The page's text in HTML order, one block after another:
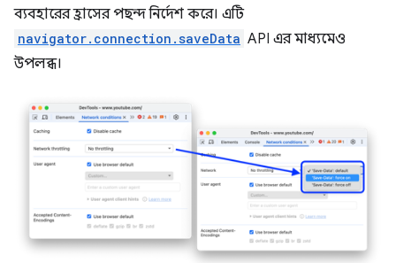
ব্যবহারের হ্রাসের পছন্দ নির্দেশ করে। এটি
navigator.connection.saveData API এর মাধ্যমেও
উপলব্ধ।